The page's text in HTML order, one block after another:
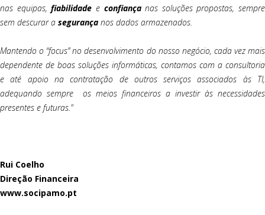
nas equipas,fiabilidade e confiançanas soluções propostas, sempre
sem descurar a segurança nos dados armazenados.
Mantendo o “focus” no desenvolvimento do nosso negócio, cada vez mais
dependente de boas soluções informáticas, contamos com a consultoria
e até apoio na contratação de outros serviços associados às TI,
adequando sempre os meios financeiros a investir às necessidades
presentes e futuras."
Rui Coelho
Direção Financeira
www.socipamo.pt